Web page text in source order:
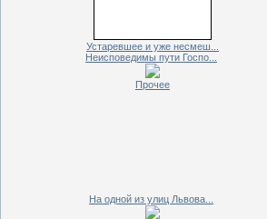
Устаревшее и уже несмеш...
Неисповедимы пути Госпо...
Прочее
На одной из улиц Львова...